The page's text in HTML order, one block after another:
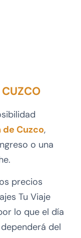
Cuzco,
o una
precios
Tu Viaje
lo que el día
del